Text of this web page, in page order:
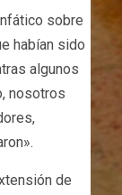
sobre
habían sido
algunos
nosotros
de